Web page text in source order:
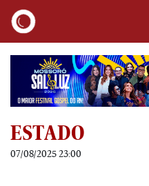
ESTADO
07/08/2025 23:00